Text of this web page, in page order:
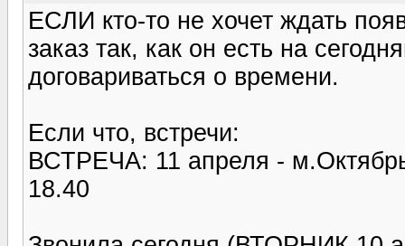
ЕСЛИ кто-то не хочет ждать
заказ так, как он есть на
договариваться о времени.
Если что, встречи:
ВСТРЕЧА: 11 апреля -
18.40